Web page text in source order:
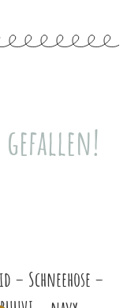
gefallen!
– Schneehose –